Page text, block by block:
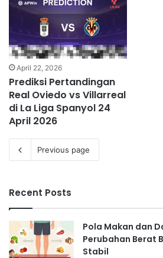
April 22, 2026
Prediksi Pertandingan
Real Oviedo vs Villarreal
di La Liga Spanyol 24
April 2026
Previous page
Recent Posts
Pola Makan dan
Perubahan Berat
Stabil